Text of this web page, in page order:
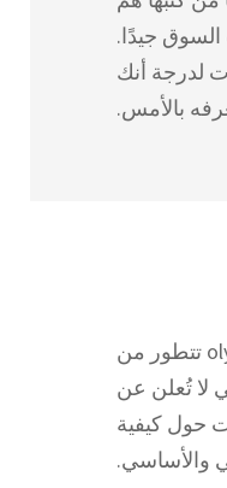
السوق جيدًا.
لدرجة أنك
بالأمس.
يعجبني أن olymp trade forex تتطور من
لا تُعلن عن
حول كيفية
والأساسي.